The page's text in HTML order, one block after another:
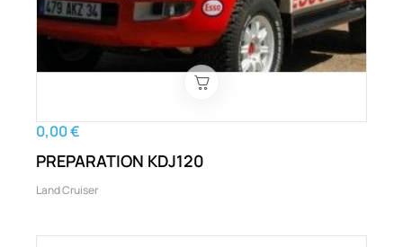
0,00 €
PREPARATION KDJ120
Land Cruiser